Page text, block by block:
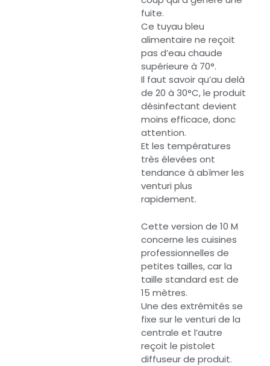
fuite.
Ce tuyau bleu
alimentaire ne reçoit
pas d’eau chaude
supérieure à 70°.
Il faut savoir qu’au delà
de 20 à 30°C, le produit
désinfectant devient
moins efficace, donc
attention.
Et les températures
très élevées ont
tendance à abîmer les
venturi plus
rapidement.
Cette version de 10 M
concerne les cuisines
professionnelles de
petites tailles, car la
taille standard est de
15 mètres.
Une des extrémités se
fixe sur le venturi de la
centrale et l’autre
reçoit le pistolet
diffuseur de produit.